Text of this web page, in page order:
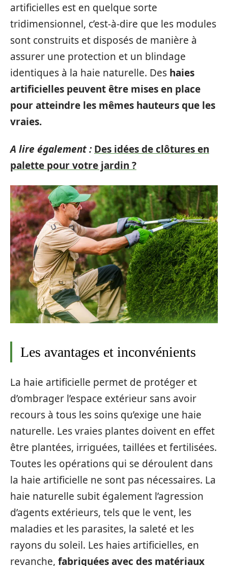
artificielles est en quelque sorte
tridimensionnel, c’est-à-dire que les modules
sont construits et disposés de manière à
assurer une protection et un blindage
identiques à la haie naturelle. Des haies
artificielles peuvent être mises en place
pour atteindre les mêmes hauteurs que les
vraies.
A lire également : Des idées de clôtures en
palette pour votre jardin ?
Les avantages et inconvénients
La haie artificielle permet de protéger et
d’ombrager l’espace extérieur sans avoir
recours à tous les soins qu’exige une haie
naturelle. Les vraies plantes doivent en effet
être plantées, irriguées, taillées et fertilisées.
Toutes les opérations qui se déroulent dans
la haie artificielle ne sont pas nécessaires. La
haie naturelle subit également l’agression
d’agents extérieurs, tels que le vent, les
maladies et les parasites, la saleté et les
rayons du soleil. Les haies artificielles, en
revanche, fabriquées avec des matériaux